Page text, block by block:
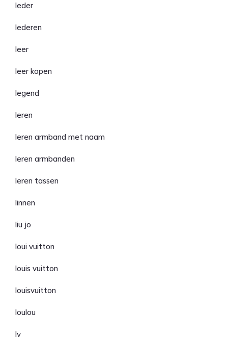
leder
lederen
leer
leer kopen
legend
leren
leren armband met naam
leren armbanden
leren tassen
linnen
liu jo
loui vuitton
louis vuitton
louisvuitton
loulou
lv